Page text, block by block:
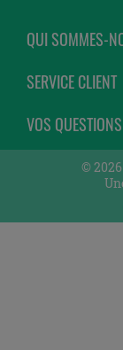
QUI SOMMES-
SERVICE CLIENT
VOS QUESTIONS
©